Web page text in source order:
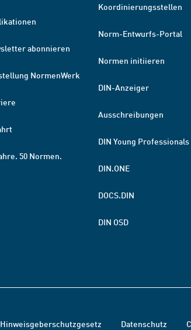
abonnieren
NormenWerk
50 Normen.
Koordinierungsstellen
Norm-Entwurfs-Portal
Normen initiieren
DIN-Anzeiger
Ausschreibungen
DIN Young Professionals
DIN.ONE
DOCS.DIN
DIN OSD
Hinweisgeberschutzgesetz Datenschutz